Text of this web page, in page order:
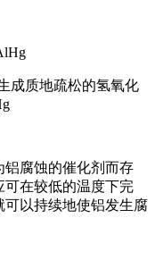
成质地疏松的氢氧化
铝腐蚀的催化剂而存
可在较低的温度下完
可以持续地使铝发生腐